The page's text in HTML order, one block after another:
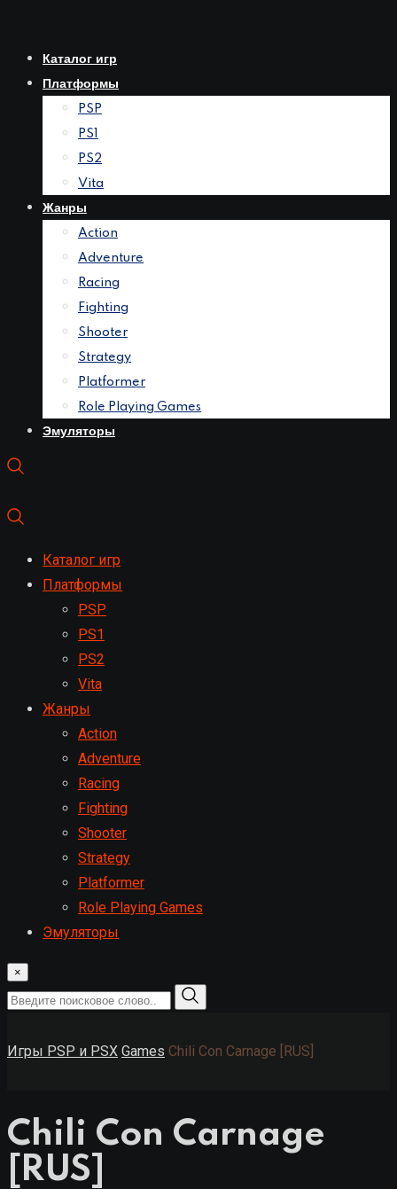
контентуКаталог игр
Платформы
PSP
PS1
PS2
Vita
Жанры
Action
Adventure
Racing
Fighting
Shooter
Strategy
Platformer
Role Playing Games
Эмуляторы
Каталог игр
Платформы
PSP
PS1
PS2
Vita
Жанры
Action
Adventure
Racing
Fighting
Shooter
Strategy
Platformer
Role Playing Games
Эмуляторы
×
Игры PSP и PSX Games Chili Con Carnage [RUS]
Chili Con Carnage
[RUS]